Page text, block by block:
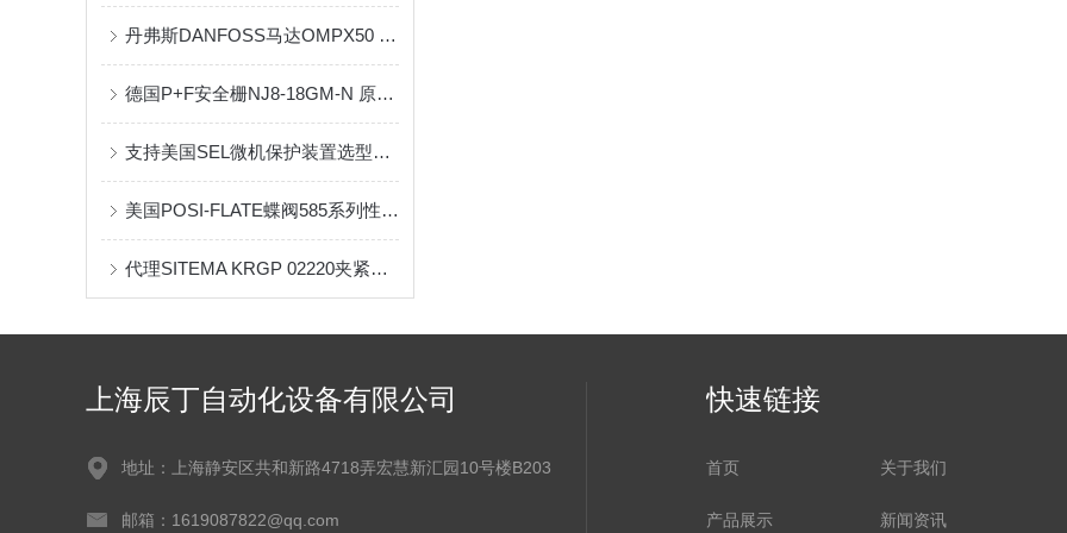
丹弗斯DANFOSS马达OMPX50 11185771原装现货供应
德国P+F安全栅NJ8-18GM-N 原装现货
支持美国SEL微机保护装置选型及售后服务
美国POSI-FLATE蝶阀585系列性能设计特点
代理SITEMA KRGP 02220夹紧制动器到货了
上海辰丁自动化设备有限公司
地址：上海静安区共和新路4718弄宏慧新汇园10号楼B203
邮箱：1619087822@qq.com
快速链接
首页 关于我们
产品展示 新闻资讯